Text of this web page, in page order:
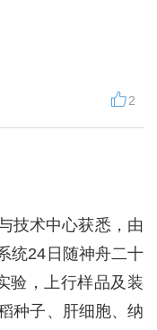
2
技术中心获悉，由
统24日随神舟二十
验，上行样品及装
种子、肝细胞、纳